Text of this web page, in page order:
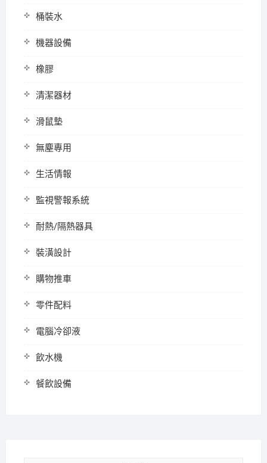
桶裝水
機器設備
橡膠
清潔器材
滑鼠墊
無塵專用
生活情報
監視警報系統
耐熱/隔熱器具
裝潢設計
購物推車
零件配料
電腦冷卻液
飲水機
餐飲設備